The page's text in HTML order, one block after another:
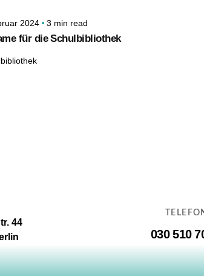
2024 3 min read
für die Schulbibliothek
44
030 510